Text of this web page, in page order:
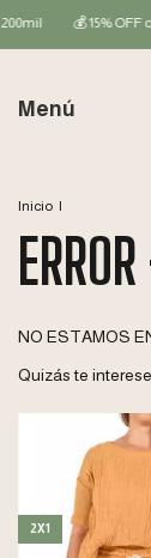
💰 15% OFF
Menú
Inicio |
NO ESTAMOS
Quizás te
2X1